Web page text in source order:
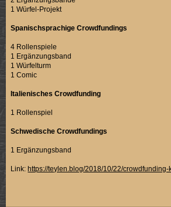
1 Würfel-Projekt
Spanischsprachige Crowdfundings
4 Rollenspiele
1 Ergänzungsband
1 Würfelturm
1 Comic
Italienisches Crowdfunding
1 Rollenspiel
Schwedische Crowdfundings
1 Ergänzungsband
Link: https://teylen.blog/2018/10/22/